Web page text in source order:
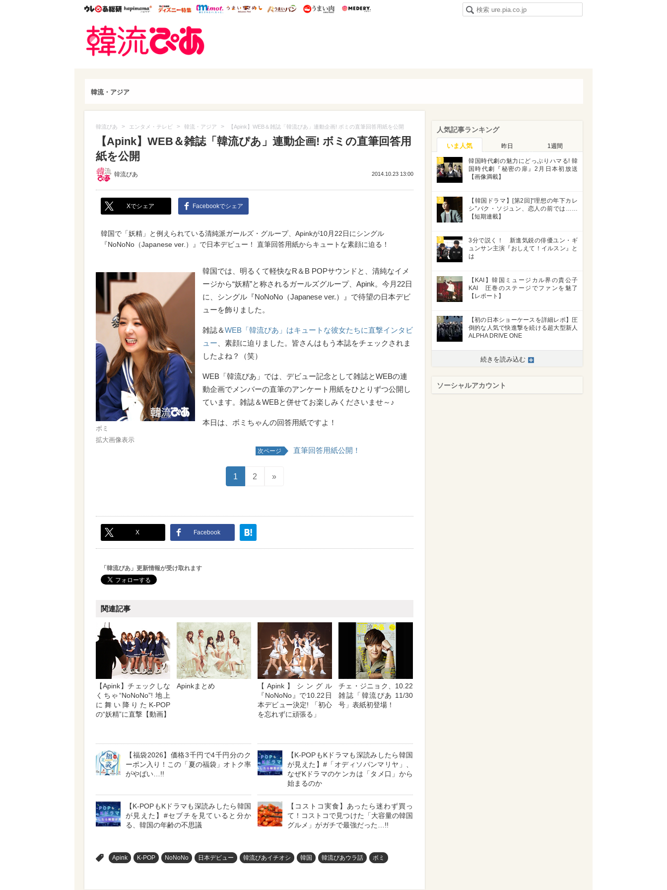
ウレぴあ総研ハピママ* ウレぴあ総研 ディズニー特集
mimot. うまいめし うまいパン うまい肉
韓流・アジア
韓流ぴあ > エンタメ・テレビ > 韓流・アジア > 【Apink】WEB＆雑誌「韓流ぴあ」連動企画! ボミの直筆回答用紙を公開
【Apink】WEB＆雑誌「韓流ぴあ」連動企画! ボミの直筆回答用
紙を公開
韓流ぴあ 2014.10.23 13:00
Xでシェア Facebookでシェア
韓国で「妖精」と例えられている清純派ガールズ・グループ、Apinkが10月22日にシングル
『NoNoNo（Japanese ver.）』で日本デビュー！ 直筆回答用紙からキュートな素顔に迫る！
ボミ
拡大画像表示
韓国では、明るくて軽快なR＆B POPサウンドと、清純なイメ
ージから“妖精”と称されるガールズグループ、Apink。今月22日
に、シングル『NoNoNo（Japanese ver.）』で待望の日本デビ
ューを飾りました。
雑誌＆WEB「韓流ぴあ」はキュートな彼女たちに直撃インタビ
ュー 、素顔に迫りました。皆さんはもう本誌をチェックされま
したよね？（笑）
WEB「韓流ぴあ」では、デビュー記念として雑誌とWEBの連
動企画でメンバーの直筆のアンケート用紙をひとりずつ公開し
ています。雑誌＆WEBと併せてお楽しみくださいませ～♪
本日は、ボミちゃんの回答用紙ですよ！
次ページ 直筆回答用紙公開！
1 2 »
X Facebook
「韓流ぴあ」更新情報が受け取れます
関連記事
【Apink】チェックしな
くちゃ“NoNoNo”! 地上
に舞い降りたK-POP
の“妖精”に直撃【動画】
Apinkまとめ
【Apink】シングル
『NoNoNo』で10.22日
本デビュー決定! 「初心
を忘れずに頑張る」
チェ・ジニョク、10.22
雑誌「韓流ぴあ 11/30
号」表紙初登場！
【福袋2026】価格3千円で4千円分のク
ーポン入り！この「夏の福袋」オトク率
がやばい…!!
【K-POPもKドラマも深読みしたら韓国
が見えた】#「オディソパンマリヤ」、
なぜKドラマのケンカは「タメ口」から
始まるのか
【K-POPもKドラマも深読みしたら韓国
が見えた】#セブチを見ていると分か
る、韓国の年齢の不思議
【コストコ実食】あったら迷わず買っ
て！コストコで見つけた「大容量の韓国
グルメ」がガチで最強だった…!!
Apink K-POP NoNoNo 日本デビュー 韓流ぴあイチオシ 韓国 韓流ぴあウラ話 ボミ
人気記事ランキング
いま人気 昨日 1週間
1
韓国時代劇の魅力にどっぷりハマる! 韓
国時代劇『秘密の扉』2月日本初放送
【画像満載】
2
【韓国ドラマ】[第2回]“理想の年下カレ
シ”パク・ソジュン、恋人の前では……
【短期連載】
3
3分で説く！ 新進気鋭の俳優ユン・ギ
ュンサン主演『おしえて！イルスン』と
は
4
【KAI】韓国ミュージカル界の貴公子
KAI 圧巻のステージでファンを魅了
【レポート】
5
【初の日本ショーケースを詳細レポ】圧
倒的な人気で快進撃を続ける超大型新人
ALPHA DRIVE ONE
続きを読み込む
ソーシャルアカウント